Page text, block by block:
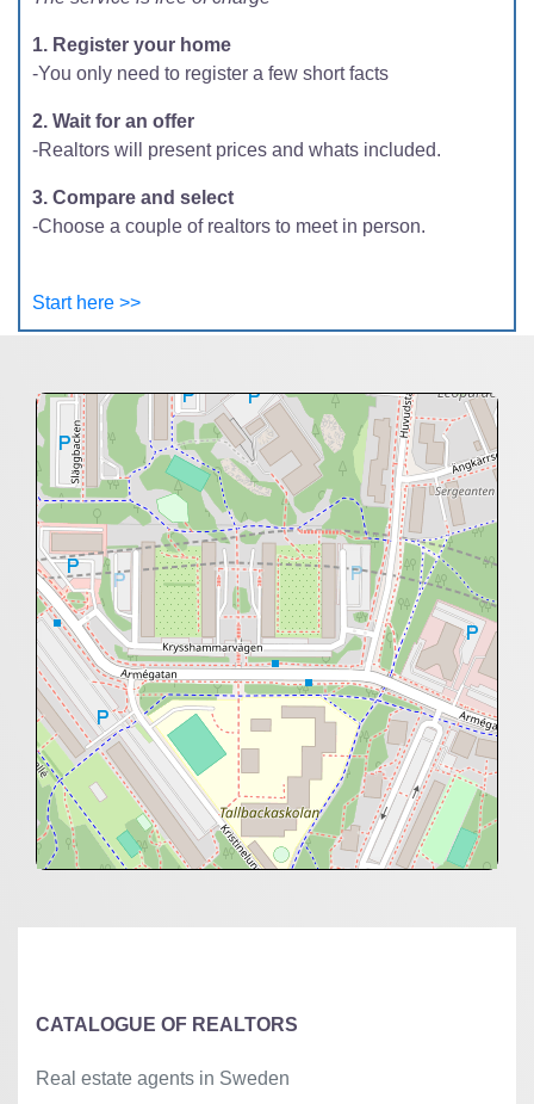
1. Register your home
-You only need to register a few short facts
2. Wait for an offer
-Realtors will present prices and whats included.
3. Compare and select
-Choose a couple of realtors to meet in person.
Start here >>
CATALOGUE OF REALTORS
Real estate agents in Sweden